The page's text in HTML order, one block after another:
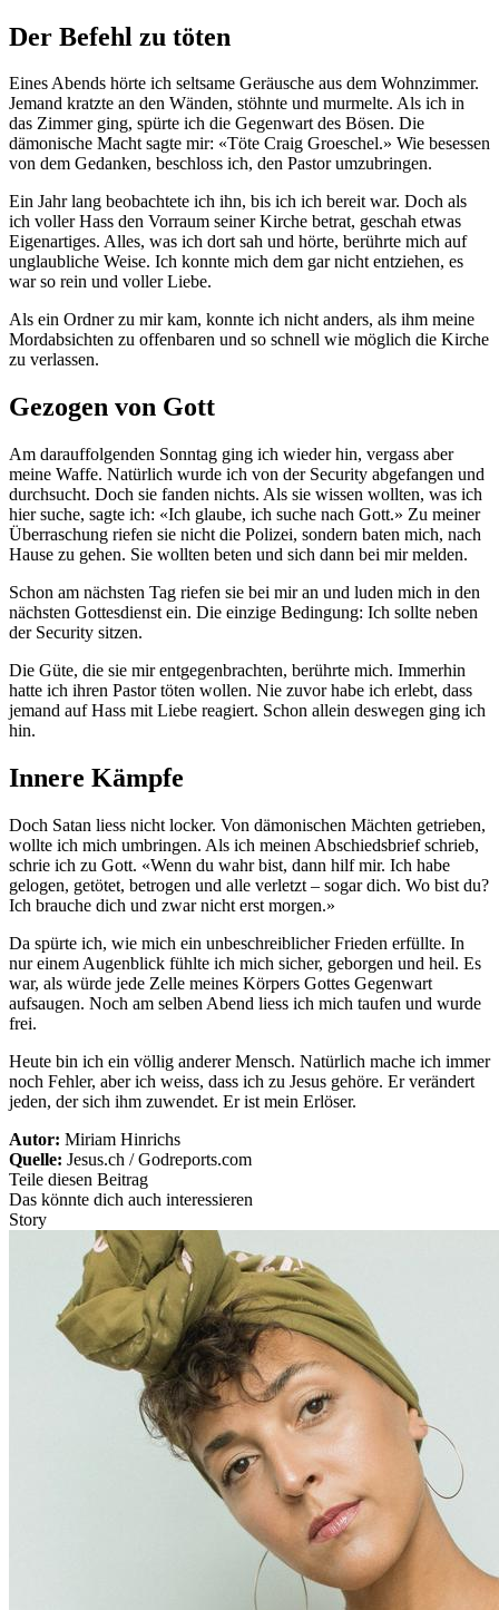
Der Befehl zu töten
Eines Abends hörte ich seltsame Geräusche aus dem Wohnzimmer.
Jemand kratzte an den Wänden, stöhnte und murmelte. Als ich in
das Zimmer ging, spürte ich die Gegenwart des Bösen. Die
dämonische Macht sagte mir: «Töte Craig Groeschel.» Wie besessen
von dem Gedanken, beschloss ich, den Pastor umzubringen.
Ein Jahr lang beobachtete ich ihn, bis ich ich bereit war. Doch als
ich voller Hass den Vorraum seiner Kirche betrat, geschah etwas
Eigenartiges. Alles, was ich dort sah und hörte, berührte mich auf
unglaubliche Weise. Ich konnte mich dem gar nicht entziehen, es
war so rein und voller Liebe.
Als ein Ordner zu mir kam, konnte ich nicht anders, als ihm meine
Mordabsichten zu offenbaren und so schnell wie möglich die Kirche
zu verlassen.
Gezogen von Gott
Am darauffolgenden Sonntag ging ich wieder hin, vergass aber
meine Waffe. Natürlich wurde ich von der Security abgefangen und
durchsucht. Doch sie fanden nichts. Als sie wissen wollten, was ich
hier suche, sagte ich: «Ich glaube, ich suche nach Gott.» Zu meiner
Überraschung riefen sie nicht die Polizei, sondern baten mich, nach
Hause zu gehen. Sie wollten beten und sich dann bei mir melden.
Schon am nächsten Tag riefen sie bei mir an und luden mich in den
nächsten Gottesdienst ein. Die einzige Bedingung: Ich sollte neben
der Security sitzen.
Die Güte, die sie mir entgegenbrachten, berührte mich. Immerhin
hatte ich ihren Pastor töten wollen. Nie zuvor habe ich erlebt, dass
jemand auf Hass mit Liebe reagiert. Schon allein deswegen ging ich
hin.
Innere Kämpfe
Doch Satan liess nicht locker. Von dämonischen Mächten getrieben,
wollte ich mich umbringen. Als ich meinen Abschiedsbrief schrieb,
schrie ich zu Gott. «Wenn du wahr bist, dann hilf mir. Ich habe
gelogen, getötet, betrogen und alle verletzt – sogar dich. Wo bist du?
Ich brauche dich und zwar nicht erst morgen.»
Da spürte ich, wie mich ein unbeschreiblicher Frieden erfüllte. In
nur einem Augenblick fühlte ich mich sicher, geborgen und heil. Es
war, als würde jede Zelle meines Körpers Gottes Gegenwart
aufsaugen. Noch am selben Abend liess ich mich taufen und wurde
frei.
Heute bin ich ein völlig anderer Mensch. Natürlich mache ich immer
noch Fehler, aber ich weiss, dass ich zu Jesus gehöre. Er verändert
jeden, der sich ihm zuwendet. Er ist mein Erlöser.
Autor: Miriam Hinrichs
Quelle: Jesus.ch / Godreports.com
Teile diesen Beitrag
Das könnte dich auch interessieren
Story